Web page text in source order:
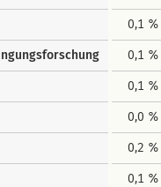
0,1 %
0,1 %
0,1 %
0,0 %
0,2 %
0,1 %